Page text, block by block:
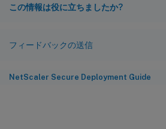
この情報は役に立ちましたか?
フィードバックの送信
NetScaler Secure Deployment Guide